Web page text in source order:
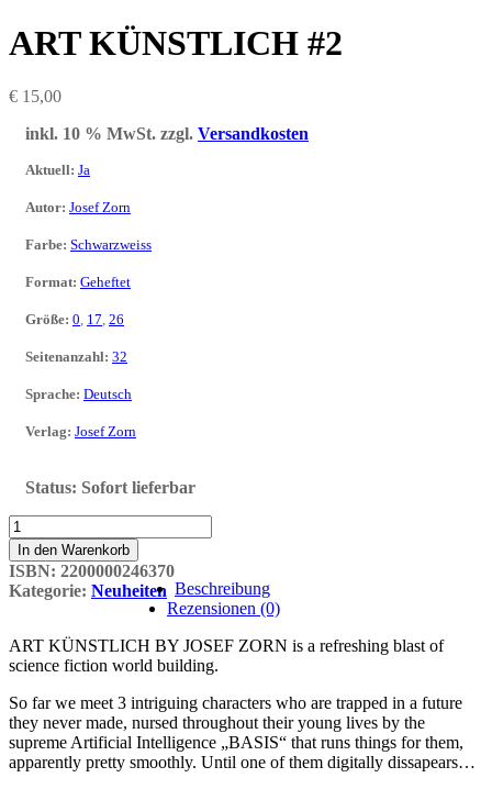
ART KÜNSTLICH #2
€ 15,00
inkl. 10 % MwSt. zzgl. Versandkosten
Aktuell: Ja
Autor: Josef Zorn
Farbe: Schwarzweiss
Format: Geheftet
Größe: 0, 17, 26
Seitenanzahl: 32
Sprache: Deutsch
Verlag: Josef Zorn
Status: Sofort lieferbar
ART
KÜNSTLICH
#2
Menge
In den Warenkorb
ISBN: 2200000246370
Kategorie: Neuheiten Beschreibung
Rezensionen (0)
ART KÜNSTLICH BY JOSEF ZORN is a refreshing blast of
science fiction world building.
So far we meet 3 intriguing characters who are trapped in a future
they never made, nursed throughout their young lives by the
supreme Artificial Intelligence „BASIS“ that runs things for them,
apparently pretty smoothly. Until one of them digitally dissapears…